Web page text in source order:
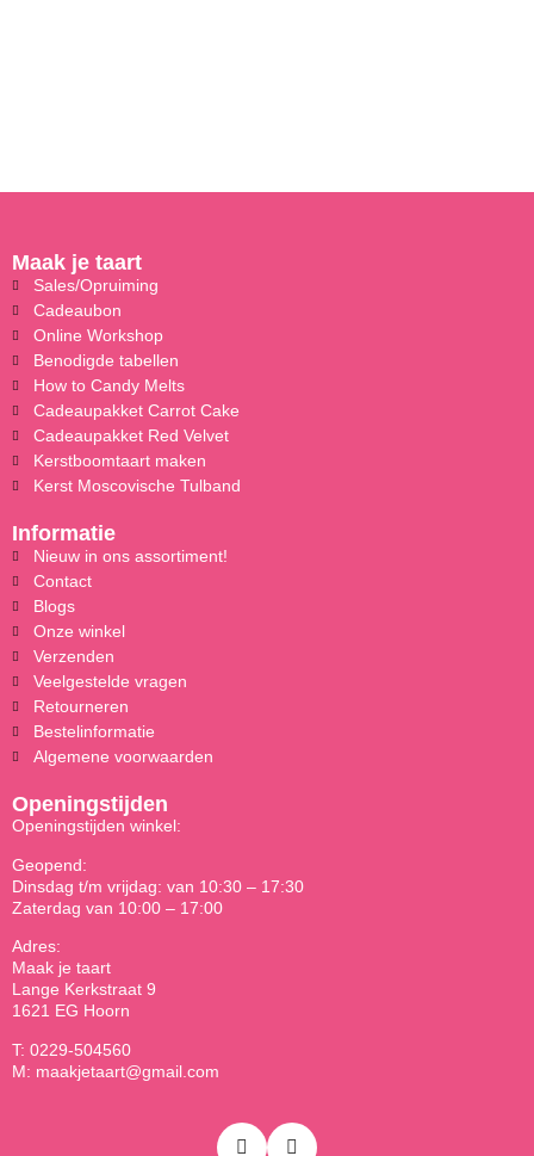
Maak je taart
Sales/Opruiming
Cadeaubon
Online Workshop
Benodigde tabellen
How to Candy Melts
Cadeaupakket Carrot Cake
Cadeaupakket Red Velvet
Kerstboomtaart maken
Kerst Moscovische Tulband
Informatie
Nieuw in ons assortiment!
Contact
Blogs
Onze winkel
Verzenden
Veelgestelde vragen
Retourneren
Bestelinformatie
Algemene voorwaarden
Openingstijden
Openingstijden winkel:
Geopend:
Dinsdag t/m vrijdag: van 10:30 – 17:30
Zaterdag van 10:00 – 17:00
Adres:
Maak je taart
Lange Kerkstraat 9
1621 EG Hoorn
T: 0229-504560
M: maakjetaart@gmail.com